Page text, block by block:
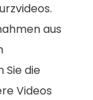
aus
Sie die
Videos